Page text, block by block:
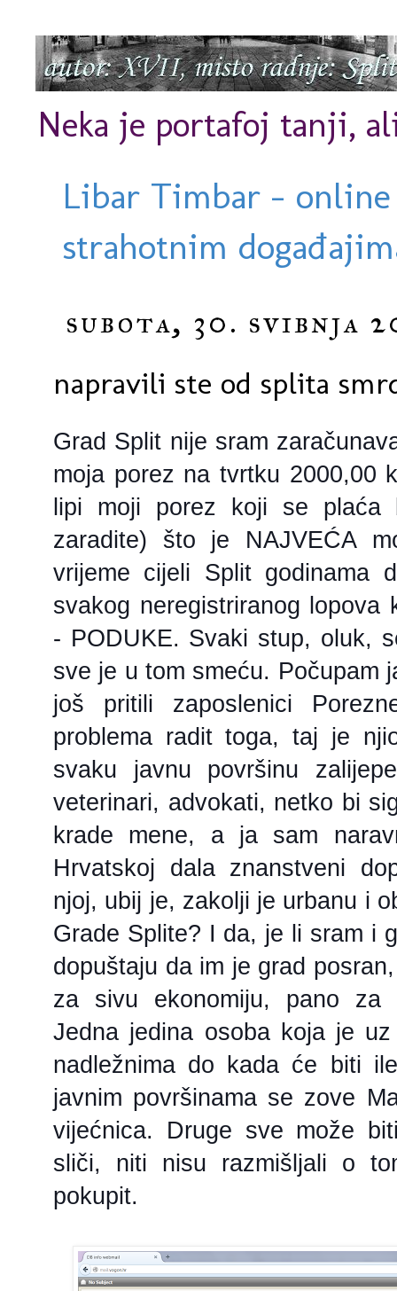
Neka je portafoj tanji,
Libar Timbar -
strahotnim
subota, 30. svibnja
napravili ste od splita
Grad Split nije sram
moja porez na tvrtku 2000,00
lipi moji porez koji se
zaradite) što je NAJVEĆA
vrijeme cijeli Split godinama
svakog neregistriranog lopova
- PODUKE. Svaki stup, oluk,
sve je u tom smeću. Počupam
još pritili zaposlenici
problema radit toga, taj je
svaku javnu površinu
veterinari, advokati, netko bi
krade mene, a ja sam
Hrvatskoj dala znanstveni
njoj, ubij je, zakolji je urbanu i
Grade Splite? I da, je li sram i
dopuštaju da im je grad
za sivu ekonomiju, pano
Jedna jedina osoba koja je
nadležnima do kada će biti
javnim površinama se zove
vijećnica. Druge sve može
sliči, niti nisu razmišljali o
pokupit.